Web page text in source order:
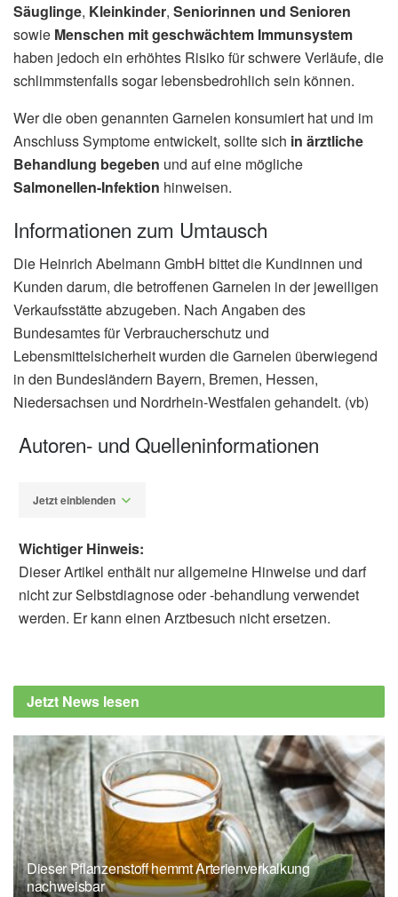
Säuglinge, Kleinkinder, Seniorinnen und Senioren
sowie Menschen mit geschwächtem Immunsystem
haben jedoch ein erhöhtes Risiko für schwere Verläufe, die
schlimmstenfalls sogar lebensbedrohlich sein können.
Wer die oben genannten Garnelen konsumiert hat und im
Anschluss Symptome entwickelt, sollte sich in ärztliche
Behandlung begeben und auf eine mögliche
Salmonellen-Infektion hinweisen.
Informationen zum Umtausch
Die Heinrich Abelmann GmbH bittet die Kundinnen und
Kunden darum, die betroffenen Garnelen in der jeweiligen
Verkaufsstätte abzugeben. Nach Angaben des
Bundesamtes für Verbraucherschutz und
Lebensmittelsicherheit wurden die Garnelen überwiegend
in den Bundesländern Bayern, Bremen, Hessen,
Niedersachsen und Nordrhein-Westfalen gehandelt. (vb)
Autoren- und Quelleninformationen
Jetzt einblenden
Lebensmittelsicherheit: Rückruf
Riesengarnelen "Premium" in
28.02.2022),lebensmittelwarnung.de
RKI-Ratgeber Salmonellose (Stand:
01.04.2016),rki.de
Wichtiger Hinweis:
Dieser Artikel enthält nur allgemeine Hinweise und darf
nicht zur Selbstdiagnose oder -behandlung verwendet
werden. Er kann einen Arztbesuch nicht ersetzen.
Jetzt News lesen
Dieser Pflanzenstoff hemmt Arterienverkalkung
nachweisbar